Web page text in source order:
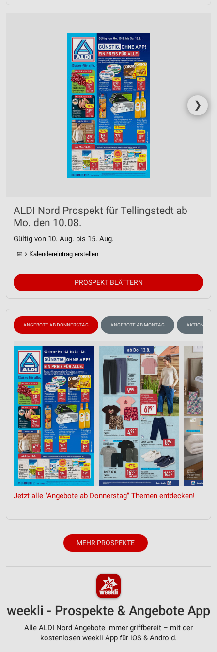
❯
ALDI Nord Prospekt für Tellingstedt ab
Mo. den 10.08.
Gültig von 10. Aug. bis 15. Aug.
📅 Kalendereintrag erstellen
PROSPEKT BLÄTTERN
ANGEBOTE AB DONNERSTAG ANGEBOTE AB MONTAG AKTIONEN,
Jetzt alle "Angebote ab Donnerstag" Themen entdecken!
MEHR PROSPEKTE
weekli - Prospekte & Angebote App
Alle ALDI Nord Angebote immer griffbereit – mit der
kostenlosen weekli App für iOS & Android.
Nicht-IAB-Verarbeitungszwecke: